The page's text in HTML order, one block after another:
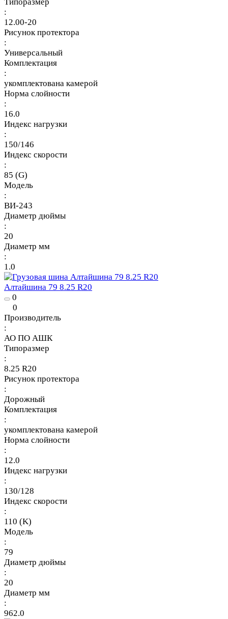
Типоразмер
:
12.00-20
Рисунок протектора
:
Универсальный
Комплектация
:
укомплектована камерой
Норма слойности
:
16.0
Индекс нагрузки
:
150/146
Индекс скорости
:
85 (G)
Модель
:
ВИ-243
Диаметр дюймы
:
20
Диаметр мм
:
1.0
Алтайшина 79 8.25 R20
0
0
Производитель
:
АО ПО АШК
Типоразмер
:
8.25 R20
Рисунок протектора
:
Дорожный
Комплектация
:
укомплектована камерой
Норма слойности
:
12.0
Индекс нагрузки
:
130/128
Индекс скорости
:
110 (K)
Модель
:
79
Диаметр дюймы
:
20
Диаметр мм
:
962.0